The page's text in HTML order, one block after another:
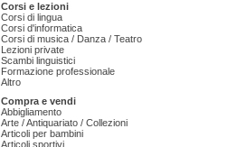
Corsi e lezioni
Corsi di lingua
Corsi d'informatica
Corsi di musica / Danza / Teatro
Lezioni private
Scambi linguistici
Formazione professionale
Altro
Compra e vendi
Abbigliamento
Arte / Antiquariato / Collezioni
Articoli per bambini
Articoli sportivi